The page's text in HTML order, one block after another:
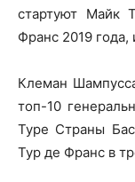
стартуют Майк
Франс 2019 года,
Клеман
топ-10
Туре Страны
Тур де Франс в